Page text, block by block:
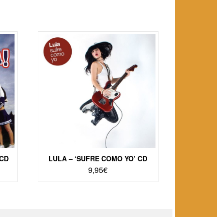
LULA – ‘SUFRE COMO YO’ CD
9,95€